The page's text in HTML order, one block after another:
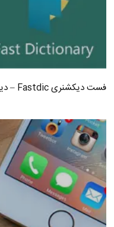
فست دیکشنری Fastdic – دیکشنری انگلیسی به فارسی رایگان